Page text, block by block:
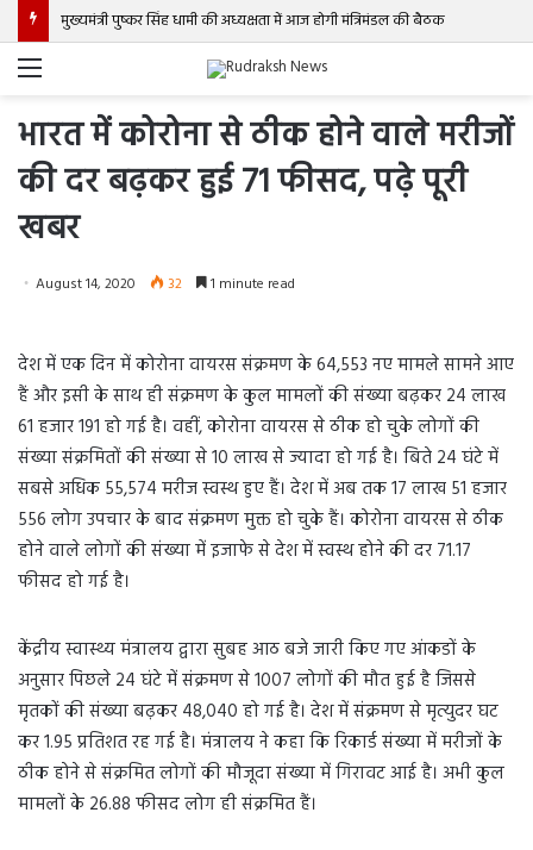
मुख्यमंत्री पुष्कर सिंह धामी की अध्यक्षता में आज होगी मंत्रिमंडल की बैठक
Menu
भारत में कोरोना से ठीक होने वाले मरीजों
की दर बढ़कर हुई 71 फीसद, पढ़े पूरी
खबर
August 14, 2020 32 1 minute read
देश में एक दिन में कोरोना वायरस संक्रमण के 64,553 नए मामले सामने आए
हैं और इसी के साथ ही संक्रमण के कुल मामलों की संख्या बढ़कर 24 लाख
61 हजार 191 हो गई है। वहीं, कोरोना वायरस से ठीक हो चुके लोगों की
संख्या संक्रमितों की संख्या से 10 लाख से ज्यादा हो गई है। बिते 24 घंटे में
सबसे अधिक 55,574 मरीज स्वस्थ हुए हैं। देश में अब तक 17 लाख 51 हजार
556 लोग उपचार के बाद संक्रमण मुक्त हो चुके हैं। कोरोना वायरस से ठीक
होने वाले लोगों की संख्या में इजाफे से देश में स्वस्थ होने की दर 71.17
फीसद हो गई है।
केंद्रीय स्वास्थ्य मंत्रालय द्वारा सुबह आठ बजे जारी किए गए आंकडों के
अनुसार पिछले 24 घंटे में संक्रमण से 1007 लोगों की मौत हुई है जिससे
मृतकों की संख्या बढ़कर 48,040 हो गई है। देश में संक्रमण से मृत्युदर घट
कर 1.95 प्रतिशत रह गई है। मंत्रालय ने कहा कि रिकार्ड संख्या में मरीजों के
ठीक होने से संक्रमित लोगों की मौजूदा संख्या में गिरावट आई है। अभी कुल
मामलों के 26.88 फीसद लोग ही संक्रमित हैं।